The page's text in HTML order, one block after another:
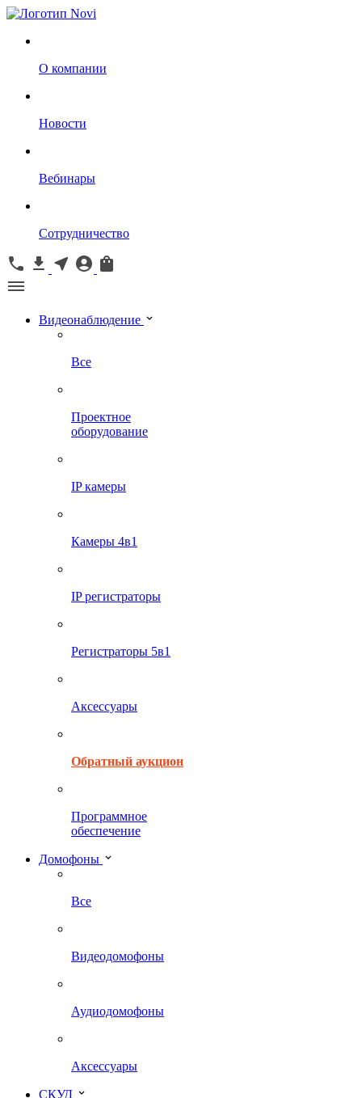
О компании
Новости
Вебинары
Сотрудничество
Видеонаблюдение
Все
Проектное
оборудование
IP камеры
Камеры 4в1
IP регистраторы
Регистраторы 5в1
Аксессуары
Обратный аукцион
Программное
обеспечение
Домофоны
Все
Видеодомофоны
Аудиодомофоны
Аксессуары
СКУД